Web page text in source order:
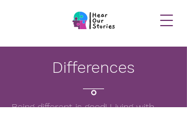
Differences
Being different is good! Living with